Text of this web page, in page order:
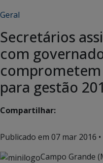
Geral
Secretários
com
para gestão
Compartilhar:
Publicado em 07 mar 2016
Campo Grande